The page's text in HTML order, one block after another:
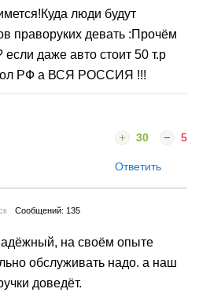
люди будут
праворуких девать :Прочём
если даже авто стоит 50 т.р
пол РФ а ВСЯ РОССИЯ !!!
30 5
Ответить
Сообщений: 135
на своём опыте
обслуживать надо. а наш
доведёт.